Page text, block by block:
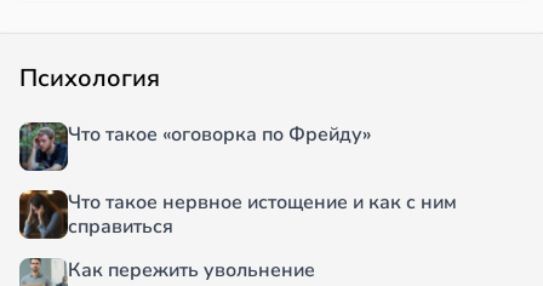
Психология
Что такое «оговорка по Фрейду»
Что такое нервное истощение и как с ним
справиться
Как пережить увольнение